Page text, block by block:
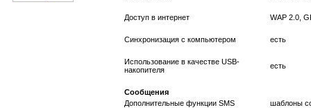
Доступ в интернет WAP 2.0,
Синхронизация с компьютером есть
Использование в качестве USB-
накопителя
есть
Сообщения
Дополнительные функции SMS
шаблоны